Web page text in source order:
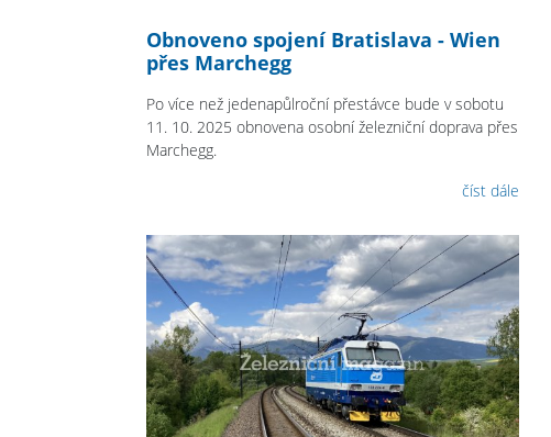
Obnoveno spojení Bratislava - Wien
přes Marchegg
Po více než jedenapůlroční přestávce bude v sobotu
11. 10. 2025 obnovena osobní železniční doprava přes
Marchegg.
číst dále